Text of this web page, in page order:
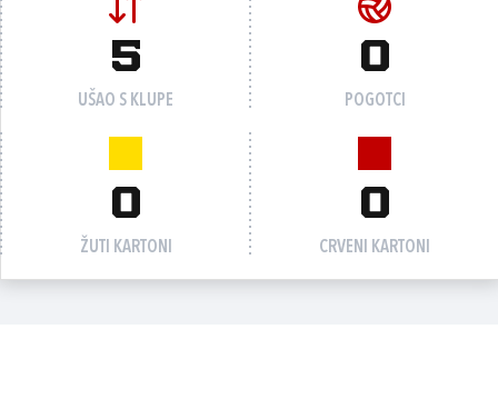
5
UŠAO S KLUPE
0
POGOTCI
0
ŽUTI KARTONI
0
CRVENI KARTONI